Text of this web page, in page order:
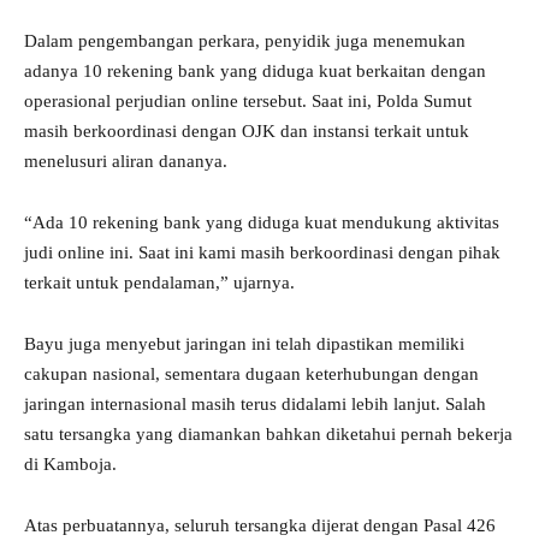
Dalam pengembangan perkara, penyidik juga menemukan
adanya 10 rekening bank yang diduga kuat berkaitan dengan
operasional perjudian online tersebut. Saat ini, Polda Sumut
masih berkoordinasi dengan OJK dan instansi terkait untuk
menelusuri aliran dananya.
“Ada 10 rekening bank yang diduga kuat mendukung aktivitas
judi online ini. Saat ini kami masih berkoordinasi dengan pihak
terkait untuk pendalaman,” ujarnya.
Bayu juga menyebut jaringan ini telah dipastikan memiliki
cakupan nasional, sementara dugaan keterhubungan dengan
jaringan internasional masih terus didalami lebih lanjut. Salah
satu tersangka yang diamankan bahkan diketahui pernah bekerja
di Kamboja.
Atas perbuatannya, seluruh tersangka dijerat dengan Pasal 426